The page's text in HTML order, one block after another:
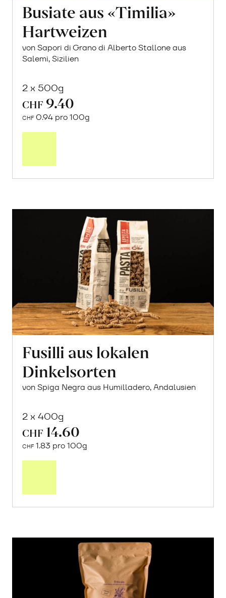
Busiate aus «Timilia»
Hartweizen
von Sapori di Grano di Alberto Stallone aus
Salemi, Sizilien
2 x 500g
CHF 9.40
CHF 0.94 pro 100g
Fusilli aus lokalen
Dinkelsorten
von Spiga Negra aus Humilladero, Andalusien
2 x 400g
CHF 14.60
CHF 1.83 pro 100g